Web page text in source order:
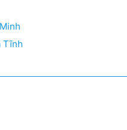
Tĩnh